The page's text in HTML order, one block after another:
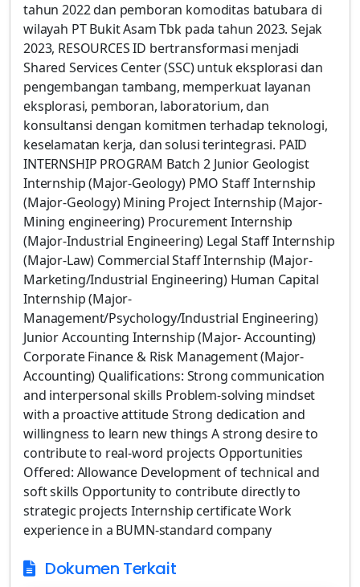
tahun 2022 dan pemboran komoditas batubara di
wilayah PT Bukit Asam Tbk pada tahun 2023. Sejak
2023, RESOURCES ID bertransformasi menjadi
Shared Services Center (SSC) untuk eksplorasi dan
pengembangan tambang, memperkuat layanan
eksplorasi, pemboran, laboratorium, dan
konsultansi dengan komitmen terhadap teknologi,
keselamatan kerja, dan solusi terintegrasi. PAID
INTERNSHIP PROGRAM Batch 2 Junior Geologist
Internship (Major-Geology) PMO Staff Internship
(Major-Geology) Mining Project Internship (Major-
Mining engineering) Procurement Internship
(Major-Industrial Engineering) Legal Staff Internship
(Major-Law) Commercial Staff Internship (Major-
Marketing/Industrial Engineering) Human Capital
Internship (Major-
Management/Psychology/Industrial Engineering)
Junior Accounting Internship (Major- Accounting)
Corporate Finance & Risk Management (Major-
Accounting) Qualifications: Strong communication
and interpersonal skills Problem-solving mindset
with a proactive attitude Strong dedication and
willingness to learn new things A strong desire to
contribute to real-word projects Opportunities
Offered: Allowance Development of technical and
soft skills Opportunity to contribute directly to
strategic projects Internship certificate Work
experience in a BUMN-standard company
Dokumen Terkait